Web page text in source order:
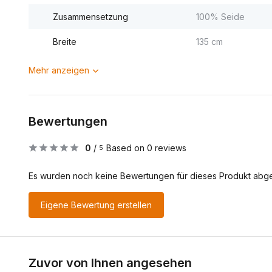
Zusammensetzung 100% Seide
Breite 135 cm
Mehr anzeigen
Bewertungen
0 / 5 Based on 0 reviews
Es wurden noch keine Bewertungen für dieses Produkt
Eigene Bewertung erstellen
Zuvor von Ihnen angesehen